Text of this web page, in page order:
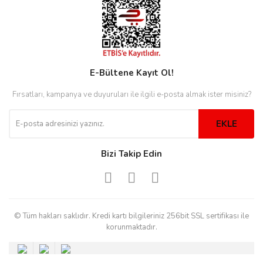
E-Bültene Kayıt Ol!
Fırsatları, kampanya ve duyuruları ile ilgili e-posta almak ister misiniz?
EKLE
Bizi Takip Edin
© Tüm hakları saklıdır. Kredi kartı bilgileriniz 256bit SSL sertifikası ile
korunmaktadır.